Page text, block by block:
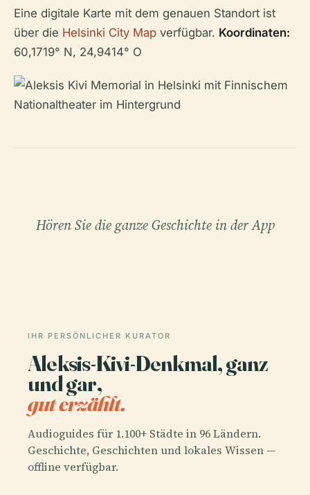
Eine digitale Karte mit dem genauen Standort ist
über die Helsinki City Map verfügbar. Koordinaten:
60,1719° N, 24,9414° O
Hören Sie die ganze Geschichte in der App
IHR PERSÖNLICHER KURATOR
Aleksis-Kivi-Denkmal, ganz
und gar,
gut erzählt.
Audioguides für 1.100+ Städte in 96 Ländern.
Geschichte, Geschichten und lokales Wissen —
offline verfügbar.